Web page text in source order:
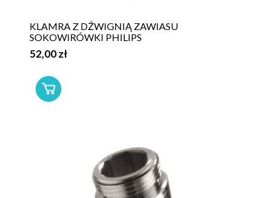
KLAMRA Z DŹWIGNIĄ ZAWIASU
SOKOWIRÓWKI PHILIPS
52,00 zł